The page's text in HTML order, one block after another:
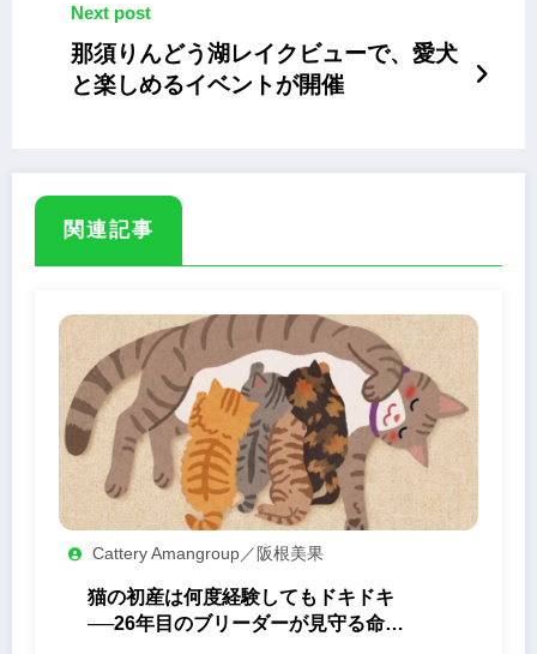
Next post
那須りんどう湖レイクビューで、愛犬
と楽しめるイベントが開催
関連記事
Cattery Amangroup／阪根美果
猫の初産は何度経験してもドキドキ
──26年目のブリーダーが見守る命の